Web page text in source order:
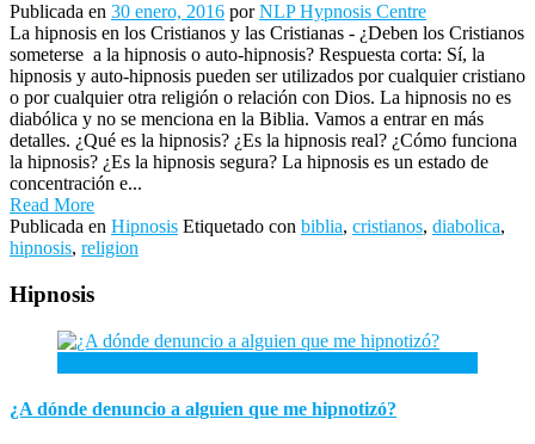
Publicada en 30 enero, 2016 porNLP Hypnosis Centre
La hipnosis en los Cristianos y las Cristianas - ¿Deben los Cristianos
someterse a la hipnosis o auto-hipnosis? Respuesta corta: Sí, la
hipnosis y auto-hipnosis pueden ser utilizados por cualquier cristiano
o por cualquier otra religión o relación con Dios. La hipnosis no es
diabólica y no se menciona en la Biblia. Vamos a entrar en más
detalles. ¿Qué es la hipnosis? ¿Es la hipnosis real? ¿Cómo funciona
la hipnosis? ¿Es la hipnosis segura? La hipnosis es un estado de
concentración e...
Read More
Publicada en Hipnosis Etiquetado con biblia, cristianos, diabolica,
hipnosis, religion
Hipnosis
¿A dónde denuncio a alguien que me hipnotizó?